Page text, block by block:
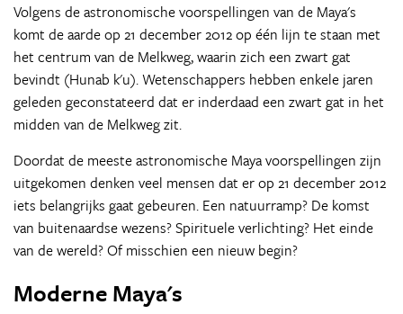
Volgens de astronomische voorspellingen van de Maya's
komt de aarde op 21 december 2012 op één lijn te staan met
het centrum van de Melkweg, waarin zich een zwart gat
bevindt (Hunab k'u). Wetenschappers hebben enkele jaren
geleden geconstateerd dat er inderdaad een zwart gat in het
midden van de Melkweg zit.
Doordat de meeste astronomische Maya voorspellingen zijn
uitgekomen denken veel mensen dat er op 21 december 2012
iets belangrijks gaat gebeuren. Een natuurramp? De komst
van buitenaardse wezens? Spirituele verlichting? Het einde
van de wereld? Of misschien een nieuw begin?
Moderne Maya's